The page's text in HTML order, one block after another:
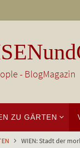
- BlogMagazin
ZU GÄRTEN
WIEN: Stadt der